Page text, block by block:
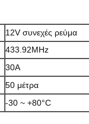
12V συνεχές ρεύμα
433.92MHz
30A
50 μέτρα
-30 ~ +80°C